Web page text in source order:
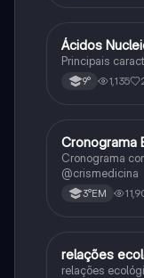
Biologia
Ácidos
Principais
9° 1,135
Matematica
Cronograma
Cronograma
@crismedicina
3°EM
Biologia
relações
relações